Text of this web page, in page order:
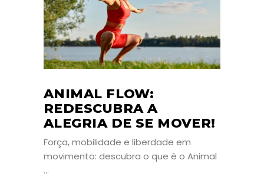
ANIMAL FLOW:
REDESCUBRA A
ALEGRIA DE SE MOVER!
Força, mobilidade e liberdade em
movimento: descubra o que é o Animal